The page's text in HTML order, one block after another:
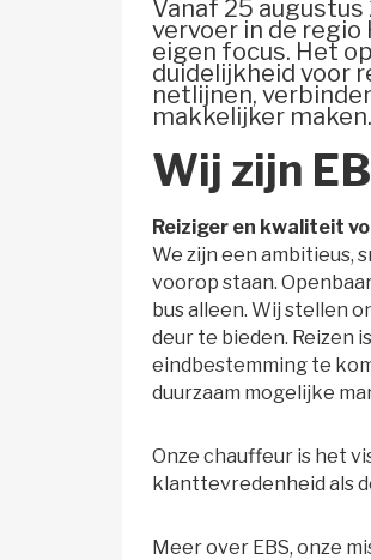
Vanaf 25 augustus
vervoer in de regio
eigen focus. Het
duidelijkheid voor
netlijnen,
makkelijker
Wij zijn
Reiziger en kwaliteit
We zijn een ambitieus,
voorop staan.
bus alleen. Wij stellen
deur te bieden. Reizen
eindbestemming te
duurzaam mogelijke
Onze chauffeur is het
klanttevredenheid als
Meer over EBS, onze